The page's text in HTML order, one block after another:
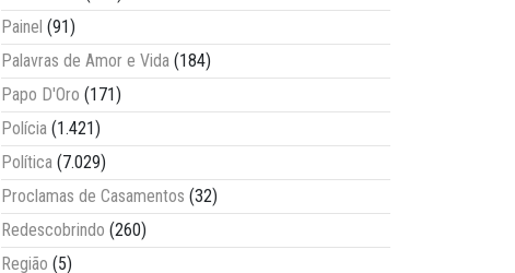
Painel (91)
Palavras de Amor e Vida (184)
Papo D'Oro (171)
Polícia (1.421)
Política (7.029)
Proclamas de Casamentos (32)
Redescobrindo (260)
Região (5)